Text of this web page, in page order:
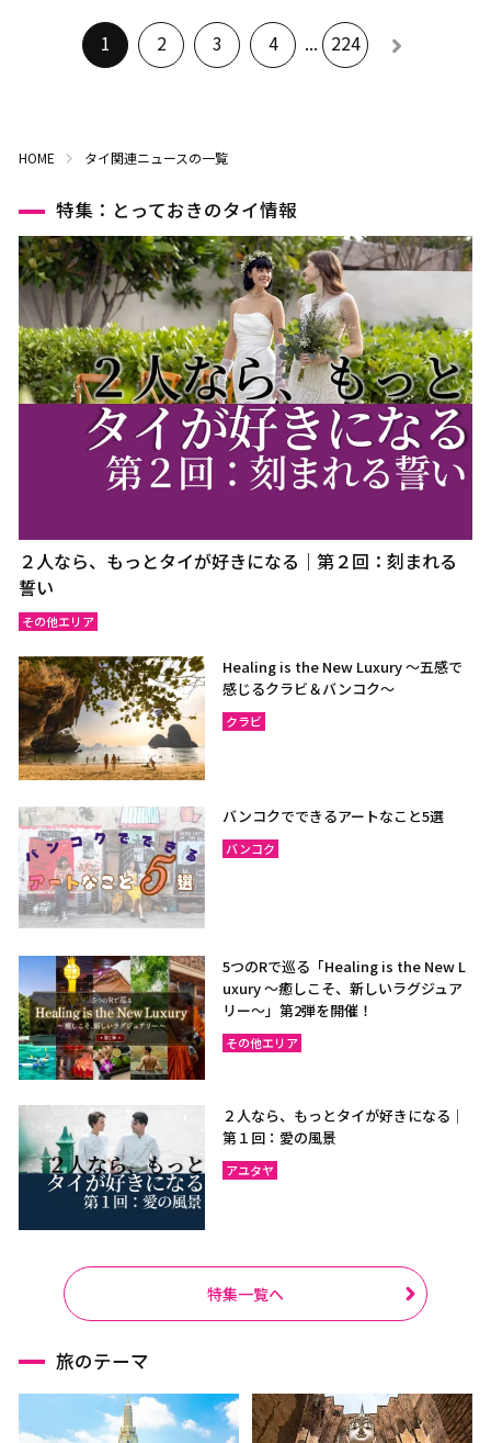
1 2 3 4 ... 224
HOME タイ関連ニュースの一覧
特集：とっておきのタイ情報
２人なら、もっとタイが好きになる｜第２回：刻まれる
誓い
その他エリア
Healing is the New Luxury ～五感で
感じるクラビ＆バンコク～
クラビ
バンコクでできるアートなこと5選
バンコク
5つのRで巡る「Healing is the New L
uxury ～癒しこそ、新しいラグジュア
リー〜」第2弾を開催！
その他エリア
２人なら、もっとタイが好きになる｜
第１回：愛の風景
アユタヤ
特集一覧へ
旅のテーマ